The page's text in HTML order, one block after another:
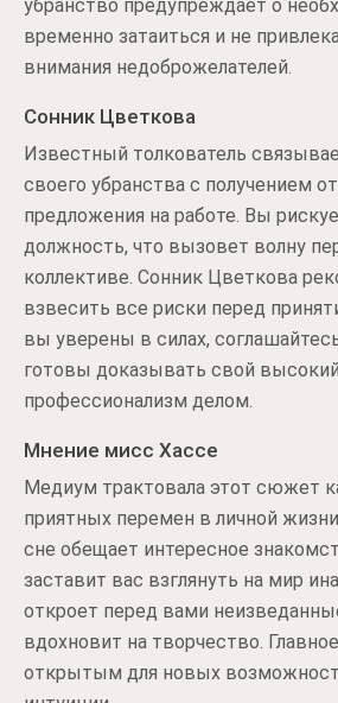
убранство предупреждает о
временно затаиться и не
внимания недоброжелателей.
Сонник Цветкова
Известный толкователь
своего убранства с получением
предложения на работе. Вы
должность, что вызовет волну
коллективе. Сонник Цветкова
взвесить все риски перед
вы уверены в силах,
готовы доказывать свой высокий
профессионализм делом.
Мнение мисс Хассе
Медиум трактовала этот сюжет
приятных перемен в личной
сне обещает интересное
заставит вас взглянуть на мир
откроет перед вами
вдохновит на творчество.
открытым для новых